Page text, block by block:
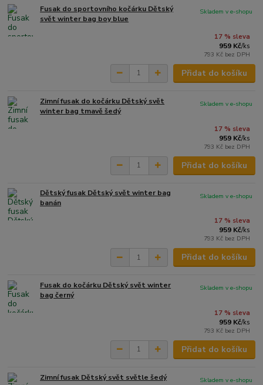
Fusak do sportovního kočárku Dětský
svět winter bag boy blue
17 % sleva
959 Kč/ks
793 Kč bez DPH
Skladem v e-shopu
Přidat do košíku
Zimní fusak do kočárku Dětský svět
winter bag tmavě šedý
17 % sleva
959 Kč/ks
793 Kč bez DPH
Skladem v e-shopu
Přidat do košíku
Dětský fusak Dětský svět winter bag
banán
17 % sleva
959 Kč/ks
793 Kč bez DPH
Skladem v e-shopu
Přidat do košíku
Fusak do kočárku Dětský svět winter
bag černý
17 % sleva
959 Kč/ks
793 Kč bez DPH
Skladem v e-shopu
Přidat do košíku
Zimní fusak Dětský svět světle šedý Skladem v e-shopu